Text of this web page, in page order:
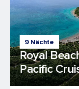
9 Nächte
Royal
Pacific